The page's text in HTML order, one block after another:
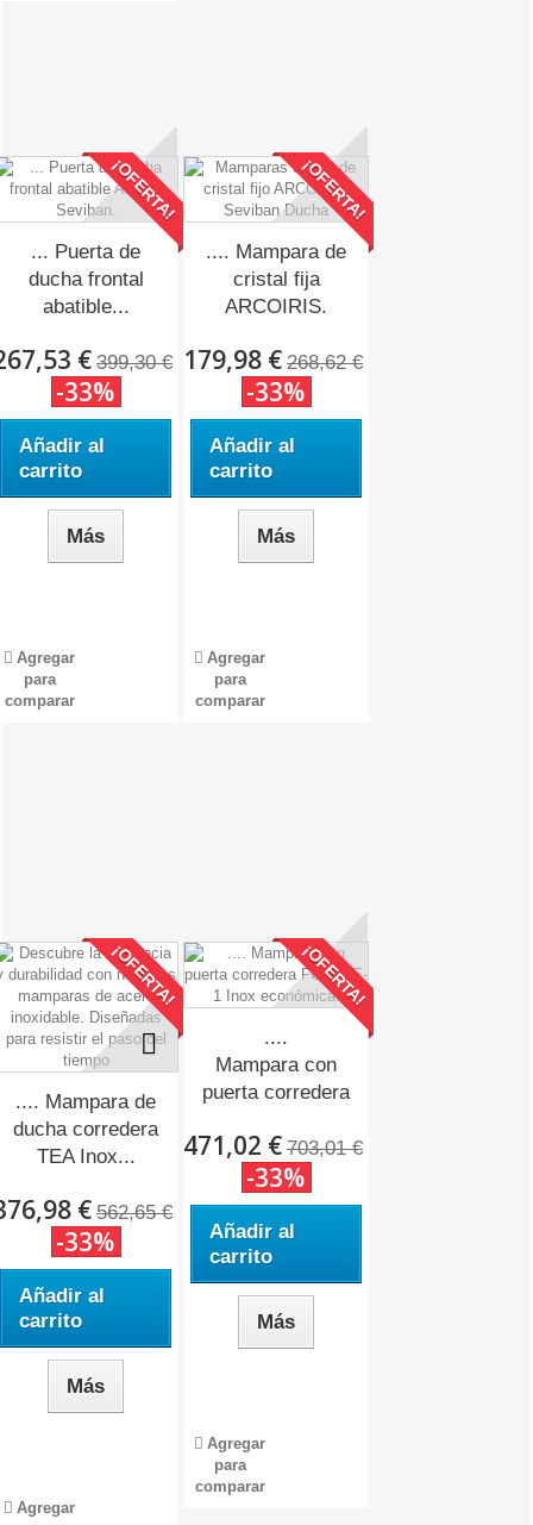
¡OFERTA!
... Puerta de
ducha frontal
abatible...
€ 399,30 €
-33%
Añadir al
carrito
Más
Agregar
para
comparar
¡OFERTA!
.... Mampara de
cristal fija
ARCOIRIS.
179,98 € 268,62 €
-33%
Añadir al
carrito
Más
Agregar
para
comparar
¡OFERTA!
.... Mampara de
ducha corredera
TEA Inox...
€ 562,65 €
-33%
Añadir al
carrito
Más
Agregar
¡OFERTA!
....
Mampara con
puerta corredera
471,02 € 703,01 €
-33%
Añadir al
carrito
Más
Agregar
para
comparar